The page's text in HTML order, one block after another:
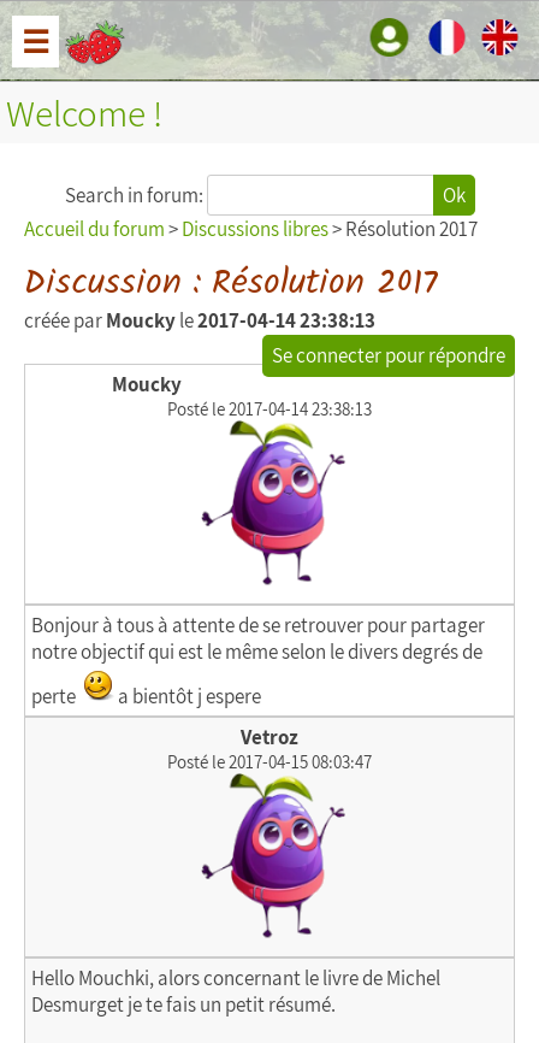
☰
Welcome !
Search in forum:
Ok
Accueil du forum>Discussions libres> Résolution 2017
Discussion : Résolution 2017
créée parMouckyle2017-04-14 23:38:13
Se connecter pour répondre
Moucky
Posté le 2017-04-14 23:38:13
Bonjour à tous à attente de se retrouver pour partager
notre objectif qui est le même selon le divers degrés de
perte
a bientôt j espere
Vetroz
Posté le 2017-04-15 08:03:47
Hello Mouchki, alors concernant le livre de Michel
Desmurget je te fais un petit résumé.